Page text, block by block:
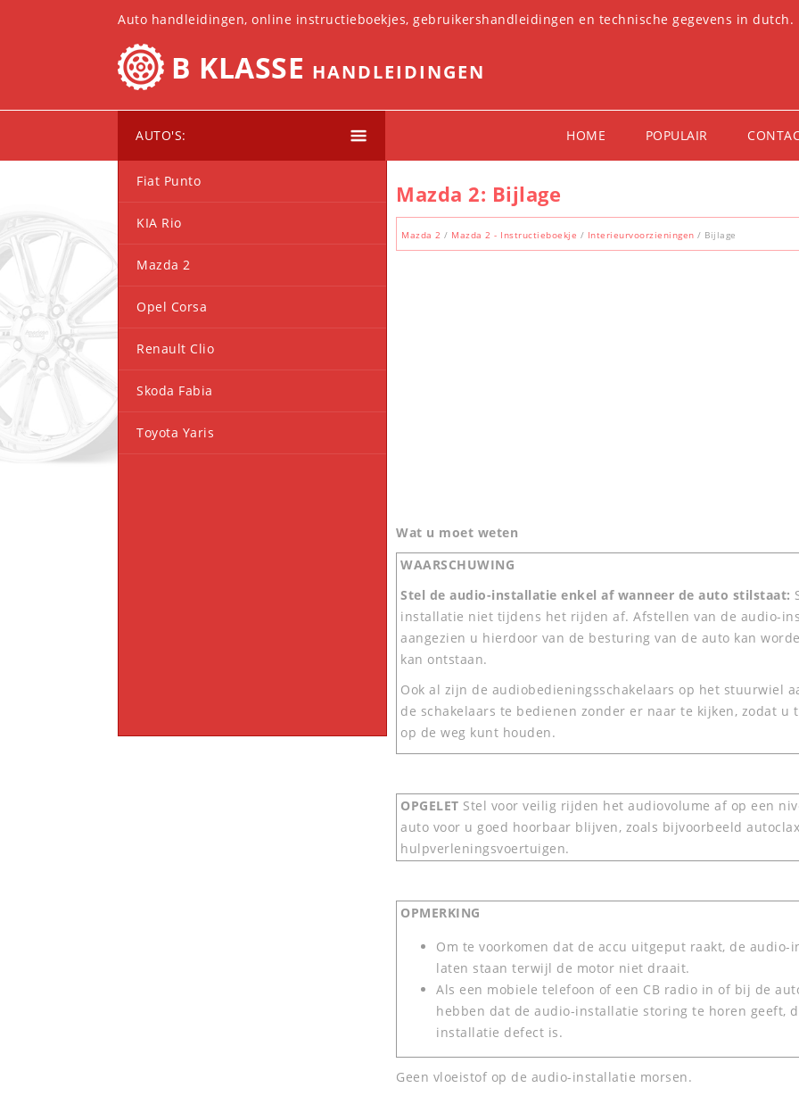
Auto handleidingen, online instructieboekjes, gebruikershandleidingen en technische gegevens in dutch.
B KLASSE HANDLEIDINGEN
AUTO'S: HOME POPULAIR
Mazda 2: Bijlage
Mazda 2 / Mazda 2 - Instructieboekje / Interieurvoorzieningen / Bijlage
Wat u moet weten
WAARSCHUWING
Stel de audio-installatie enkel af wanneer de auto stilstaat:
installatie niet tijdens het rijden af. Afstellen van de audio-
aangezien u hierdoor van de besturing van de auto kan
kan ontstaan.
Ook al zijn de audiobedieningsschakelaars op het stuurwiel
de schakelaars te bedienen zonder er naar te kijken, zodat
op de weg kunt houden.
OPGELET Stel voor veilig rijden het audiovolume af op een
auto voor u goed hoorbaar blijven, zoals bijvoorbeeld
hulpverleningsvoertuigen.
OPMERKING
Om te voorkomen dat de accu uitgeput raakt, de
laten staan terwijl de motor niet draait.
Als een mobiele telefoon of een CB radio in of bij de
hebben dat de audio-installatie storing te horen geeft,
installatie defect is.
Geen vloeistof op de audio-installatie morsen.
Fiat Punto
KIA Rio
Mazda 2
Opel Corsa
Renault Clio
Skoda Fabia
Toyota Yaris